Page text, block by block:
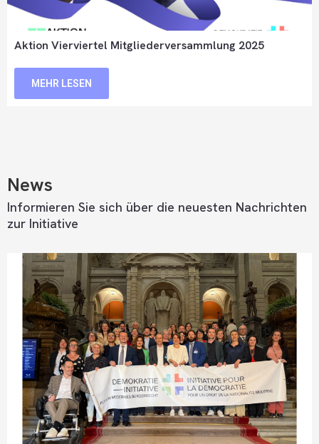
Aktion Vierviertel Mitgliederversammlung 2025
MEHR LESEN
News
Informieren Sie sich über die neuesten Nachrichten
zur Initiative